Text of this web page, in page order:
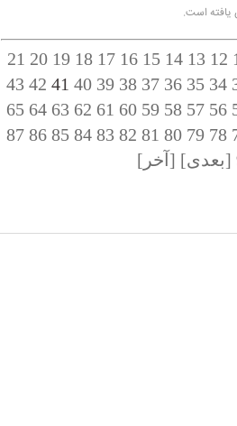
یافته است.
12
13
14
15
16
17
18
19
20
21
34
35
36
37
38
39
40
42
43
56
57
58
59
60
61
62
63
64
65
78
79
80
81
82
83
84
85
86
87
[بعدی] [آخر]